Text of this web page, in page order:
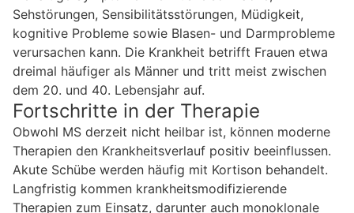
Sehstörungen, Sensibilitätsstörungen, Müdigkeit,
kognitive Probleme sowie Blasen- und Darmprobleme
verursachen kann. Die Krankheit betrifft Frauen etwa
dreimal häufiger als Männer und tritt meist zwischen
dem 20. und 40. Lebensjahr auf.
Fortschritte in der Therapie
Obwohl MS derzeit nicht heilbar ist, können moderne
Therapien den Krankheitsverlauf positiv beeinflussen.
Akute Schübe werden häufig mit Kortison behandelt.
Langfristig kommen krankheitsmodifizierende
Therapien zum Einsatz, darunter auch monoklonale